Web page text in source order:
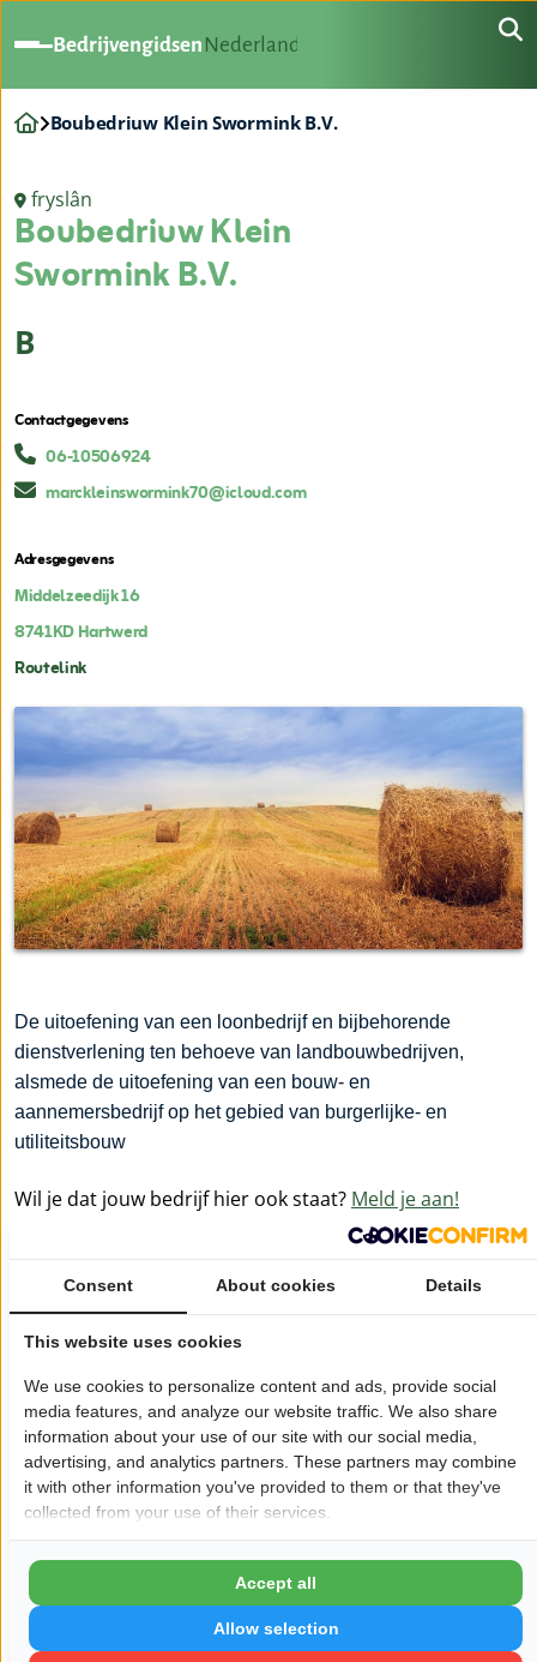
Bedrijvengidsen Nederland
Boubedriuw Klein Swormink B.V.
fryslân
Boubedriuw Klein
Swormink B.V.
B
Contactgegevens
06-10506924
marckleinswormink70@icloud.com
Adresgegevens
Middelzeedijk 16
8741KDHartwerd
Routelink
De uitoefening van een loonbedrijf en bijbehorende
dienstverlening ten behoeve van landbouwbedrijven,
alsmede de uitoefening van een bouw- en
aannemersbedrijf op het gebied van burgerlijke- en
utiliteitsbouw
Wil je dat jouw bedrijf hier ook staat? Meld je aan!
Pagina delen op:
Maandag:
09:00 - 17:00
Dinsdag:
09:00 - 17:00
Woensdag:
09:00 - 17:00
Donderdag:
Vrijdag:
09:00 - 17:00
Consent About cookies Details
This website uses cookies
We use cookies to personalize content and ads, provide social
media features, and analyze our website traffic. We also share
information about your use of our site with our social media,
advertising, and analytics partners. These partners may combine
it with other information you've provided to them or that they've
collected from your use of their services.
Allow selection
Accept all